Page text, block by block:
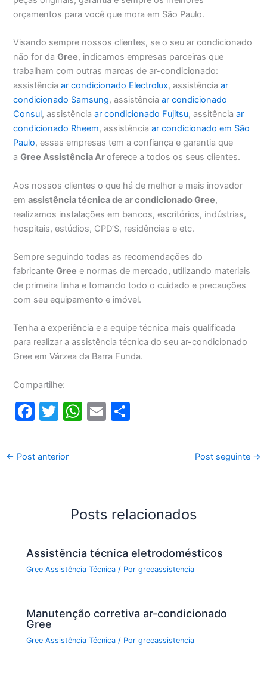
orçamentos para você que mora em São Paulo.
Visando sempre nossos clientes, se o seu ar condicionado
não for daGree, indicamos empresas parceiras que
trabalham com outras marcas de ar-condicionado:
assistência ar condicionado Electrolux, assistência ar
condicionado Samsung, assistência ar condicionado
Consul, assistência ar condicionado Fujitsu, assitência ar
condicionado Rheem, assistência ar condicionado em São
Paulo, essas empresas tem a confiança e garantia que
aGree Assistência Aroferece a todos os seus clientes.
Aos nossos clientes o que há de melhor e mais inovador
emassistência técnica de ar condicionado Gree,
realizamos instalações em bancos, escritórios, indústrias,
hospitais, estúdios, CPD’S, residências e etc.
Sempre seguindo todas as recomendações do
fabricanteGree e normas de mercado, utilizando materiais
de primeira linha e tomando todo o cuidado e precauções
com seu equipamento e imóvel.
Tenha a experiência e a equipe técnica mais qualificada
para realizar a assistência técnica do seu ar-condicionado
Gree em Várzea da Barra Funda.
Compartilhe:
F
c
e
T
itt
er
W
p
p
E
← Post anterior Post seguinte →
Posts relacionados
Assistência técnica eletrodomésticos
Gree Assistência Técnica / Porgreeassistencia
Manutenção corretiva ar-condicionado
Gree
Gree Assistência Técnica / Porgreeassistencia